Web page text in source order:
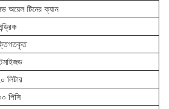
অয়েল টিনের ক্যান
লিটার
পিসি